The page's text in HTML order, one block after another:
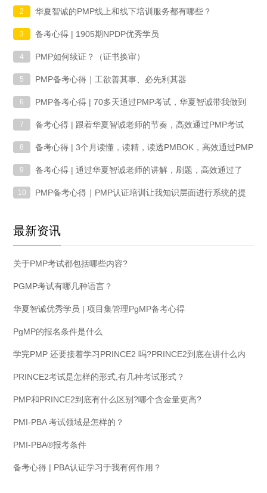
2 华夏智诚的PMP线上和线下培训服务都有哪些？
3 备考心得 | 1905期NPDP优秀学员
4 PMP如何续证？（证书换审）
5 PMP备考心得｜工欲善其事、必先利其器
6
PMP备考心得 | 70多天通过PMP考试，华夏智诚带我做到
7 备考心得 | 跟着华夏智诚老师的节奏，高效通过PMP考试
8
备考心得 | 3个月读懂，读精，读透PMBOK，高效通过PMP
9
备考心得 | 通过华夏智诚老师的讲解，刷题，高效通过了
10
PMP备考心得｜PMP认证培训让我知识层面进行系统的提
最新资讯
关于PMP考试都包括哪些内容?
PGMP考试有哪几种语言？
华夏智诚优秀学员 | 项目集管理PgMP备考心得
PgMP的报名条件是什么
学完PMP 还要接着学习PRINCE2 吗?PRINCE2到底在讲什么内
PRINCE2考试是怎样的形式,有几种考试形式？
PMP和PRINCE2到底有什么区别?哪个含金量更高?
PMI-PBA 考试领域是怎样的？
PMI-PBA®报考条件
备考心得 | PBA认证学习于我有何作用？